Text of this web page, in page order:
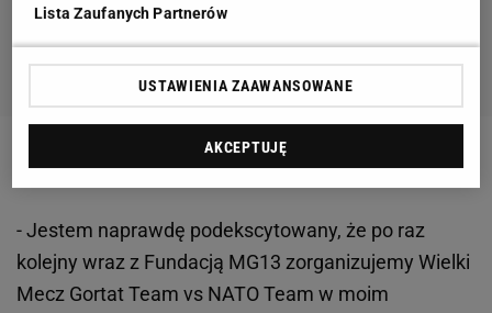
Zobacz wideo
- Jestem naprawdę podekscytowany, że po raz
kolejny wraz z Fundacją MG13 zorganizujemy Wielki
Mecz Gortat Team vs NATO Team w moim
Lista Zaufanych Partnerów
USTAWIENIA ZAAWANSOWANE
AKCEPTUJĘ